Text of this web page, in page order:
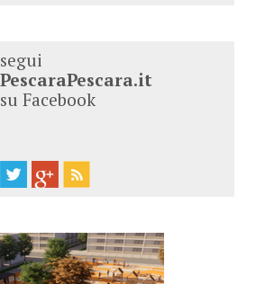
segui
PescaraPescara.it
su Facebook